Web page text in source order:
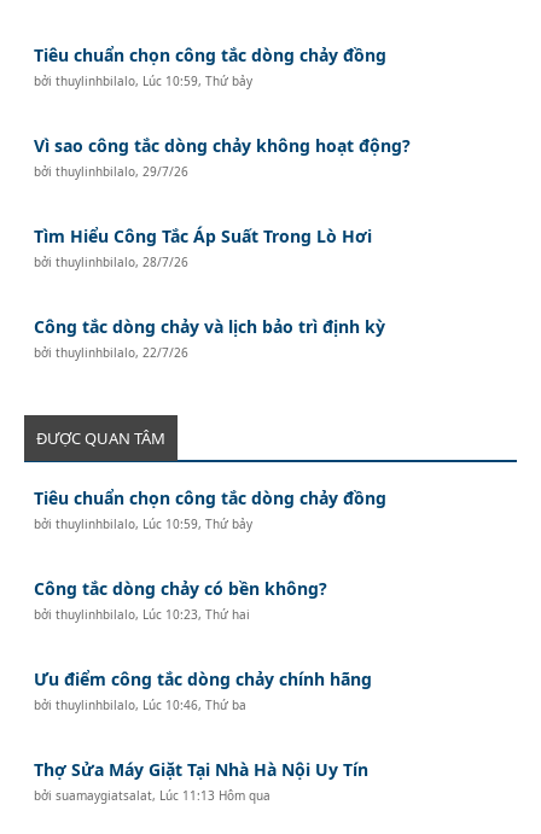
Tiêu chuẩn chọn công tắc dòng chảy đồng
bởithuylinhbilalo, Lúc 10:59, Thứ bảy
Vì sao công tắc dòng chảy không hoạt động?
bởithuylinhbilalo, 29/7/26
Tìm Hiểu Công Tắc Áp Suất Trong Lò Hơi
bởithuylinhbilalo, 28/7/26
Công tắc dòng chảy và lịch bảo trì định kỳ
bởithuylinhbilalo, 22/7/26
ĐƯỢC QUAN TÂM
Tiêu chuẩn chọn công tắc dòng chảy đồng
bởithuylinhbilalo, Lúc 10:59, Thứ bảy
Công tắc dòng chảy có bền không?
bởithuylinhbilalo, Lúc 10:23, Thứ hai
Ưu điểm công tắc dòng chảy chính hãng
bởithuylinhbilalo, Lúc 10:46, Thứ ba
Thợ Sửa Máy Giặt Tại Nhà Hà Nội Uy Tín
bởisuamaygiatsalat, Lúc 11:13 Hôm qua